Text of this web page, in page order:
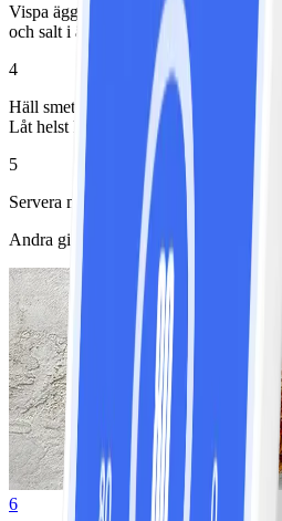
Vispa ägg och socker pösigt. Blanda
och salt i äggsmeten. Tillsätt kvarg
4
Häll smeten i formen och grädda i
Låt helst kakan stå i kylen över natten.
5
Servera med färska bär.
Andra gillade också
6